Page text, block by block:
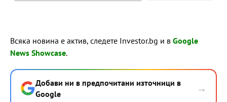
Всяка новина е актив, следете Investor.bg и в Google
News Showcase.
Добави ни в предпочитани източници в
Google
→